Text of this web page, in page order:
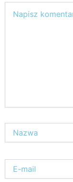
tutaj..
mail*